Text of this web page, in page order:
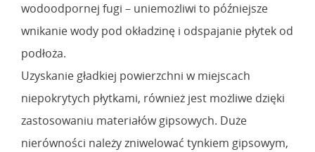
wodoodpornej fugi – uniemożliwi to późniejsze
wnikanie wody pod okładzinę i odspajanie płytek od
podłoża.
Uzyskanie gładkiej powierzchni w miejscach
niepokrytych płytkami, również jest możliwe dzięki
zastosowaniu materiałów gipsowych. Duże
nierówności należy zniwelować tynkiem gipsowym,